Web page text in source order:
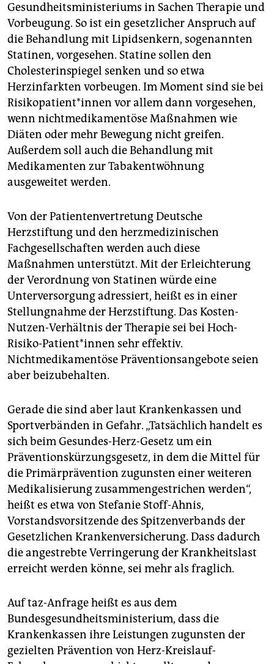
Gesundheitsministeriums in Sachen Therapie und
Vorbeugung. So ist ein gesetzlicher Anspruch auf
die Behandlung mit Lipidsenkern, sogenannten
Statinen, vorgesehen. Statine sollen den
Cholesterinspiegel senken und so etwa
Herzinfarkten vorbeugen. Im Moment sind sie bei
Ri­si­ko­pa­ti­en­t*in­nen vor allem dann vorgesehen,
wenn nichtmedikamentöse Maßnahmen wie
Diäten oder mehr Bewegung nicht greifen.
Außerdem soll auch die Behandlung mit
Medikamenten zur Tabakentwöhnung
ausgeweitet werden.
Von der Patientenvertretung Deutsche
Herzstiftung und den herzmedizinischen
Fachgesellschaften werden auch diese
Maßnahmen unterstützt. Mit der Erleichterung
der Verordnung von Statinen würde eine
Unterversorgung adressiert, heißt es in einer
Stellungnahme der Herzstiftung. Das Kosten-
Nutzen-Verhältnis der Therapie sei bei Hoch-
Risiko-Patient*innen sehr effektiv.
Nichtmedikamentöse Präventionsangebote seien
aber beizubehalten.
Gerade die sind aber laut Krankenkassen und
Sportverbänden in Gefahr. „Tatsächlich handelt es
sich beim Gesundes-Herz-Gesetz um ein
Präventionskürzungsgesetz, in dem die Mittel für
die Primärprävention zugunsten einer weiteren
Medikalisierung zusammengestrichen werden“,
heißt es etwa von Stefanie Stoff-Ahnis,
Vorstandsvorsitzende des Spitzenverbands der
Gesetzlichen Krankenversicherung. Dass dadurch
die angestrebte Verringerung der Krankheitslast
erreicht werden könne, sei mehr als fraglich.
Auf taz-Anfrage heißt es aus dem
Bundesgesundheitsministerium, dass die
Krankenkassen ihre Leistungen zugunsten der
gezielten Prävention von Herz-Kreislauf-